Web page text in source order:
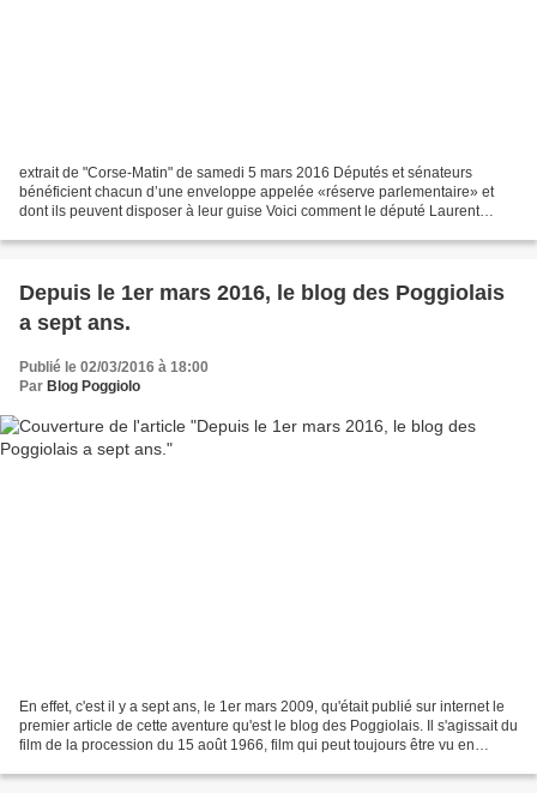
extrait de "Corse-Matin" de samedi 5 mars 2016 Députés et sénateurs
bénéficient chacun d’une enveloppe appelée «réserve parlementaire» et
dont ils peuvent disposer à leur guise Voici comment le député Laurent
Depuis le 1er mars 2016, le blog des Poggiolais
a sept ans.
Publié le 02/03/2016 à 18:00
Par Blog Poggiolo
En effet, c'est il y a sept ans, le 1er mars 2009, qu'était publié sur internet le
premier article de cette aventure qu'est le blog des Poggiolais. Il s'agissait du
film de la procession du 15 août 1966, film qui peut toujours être vu en